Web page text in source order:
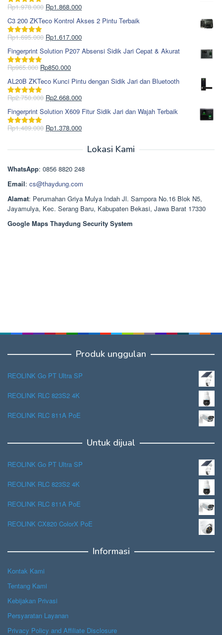
Dinilai5.00
Rp1.978.000 Harga
aslinya
adalah:
Rp1.978.000.
Rp1.868.000Harga
saat
ini
adalah:
C3 200 ZKTeco Kontrol Akses 2 Pintu Terbaik
Dinilai5.00
Rp1.695.000 Harga
aslinya
adalah:
Rp1.695.000.
Rp1.617.000Harga
saat
ini
Fingerprint Solution P207 Absensi Sidik Jari Cepat & Akurat
Dinilai5.00
Rp965.000 Harga
aslinya
adalah:
Rp965.000.
Rp850.000Harga
saat
ini
adalah:
AL20B ZKTeco Kunci Pintu dengan Sidik Jari dan Bluetooth
Dinilai5.00
Rp2.750.000 Harga
aslinya
adalah:
Rp2.750.000.
Rp2.668.000Harga
saat
ini
adalah:
Fingerprint Solution X609 Fitur Sidik Jari dan Wajah Terbaik
Dinilai5.00
Rp1.489.000 Harga
Rp1.378.000Harga
Rp1.378.000.
Lokasi Kami
WhatsApp: 0856 8820 248
Email: cs@thaydung.com
Alamat: Perumahan Griya Mulya Indah Jl. Sampora No.16 Blok N5,
Jayamulya, Kec. Serang Baru, Kabupaten Bekasi, Jawa Barat 17330
Google Maps Thaydung Security System
Produk unggulan
REOLINK Go PT Ultra SP
REOLINK RLC 823S2 4K
REOLINK RLC 811A PoE
Untuk dijual
REOLINK Go PT Ultra SP
REOLINK RLC 823S2 4K
REOLINK RLC 811A PoE
REOLINK CX820 ColorX PoE
Informasi
Kontak Kami
Tentang Kami
Kebijakan Privasi
Persyaratan Layanan
Privacy Policy and Affiliate Disclosure